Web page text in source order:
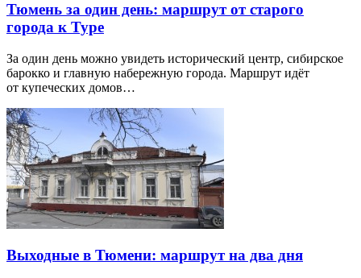
Тюмень за один день: маршрут от старого
города к Туре
За один день можно увидеть исторический центр, сибирское
барокко и главную набережную города. Маршрут идёт
от купеческих домов…
Выходные в Тюмени: маршрут на два дня